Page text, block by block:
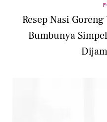
Resep Nasi
Bumbunya